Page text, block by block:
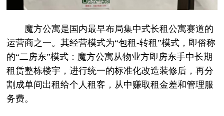
魔方公寓是国内最早布局集中式长租公寓赛道的
运营商之一。其经营模式为“包租-转租”模式，即俗称
的“二房东”模式：魔方公寓从物业方即房东手中长期
租赁整栋楼宇，进行统一的标准化改造装修后，再分
割成单间出租给个人租客，从中赚取租金差和管理服
务费。